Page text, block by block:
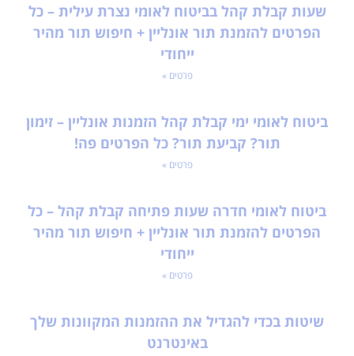
שעות קבלת קהל בביטוח לאומי נצרת עילית – כל
הפרטים להזמנת תור אונליין + חיפוש תור מהיר
ייחודי
פרטים »
ביטוח לאומי ימי קבלת קהל הזמנות אונליין – זימון
תור? קביעת תור? כל הפרטים פה!
פרטים »
ביטוח לאומי חדרה שעות פתיחה קבלת קהל – כל
הפרטים להזמנת תור אונליין + חיפוש תור מהיר
ייחודי
פרטים »
שיטות בכדי להגדיל את ההזמנות המקוונות שלך
באינטרנט